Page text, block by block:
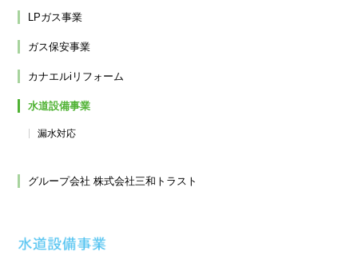
LPガス事業
ガス保安事業
カナエルiリフォーム
水道設備事業
漏水対応
グループ会社 株式会社三和トラスト